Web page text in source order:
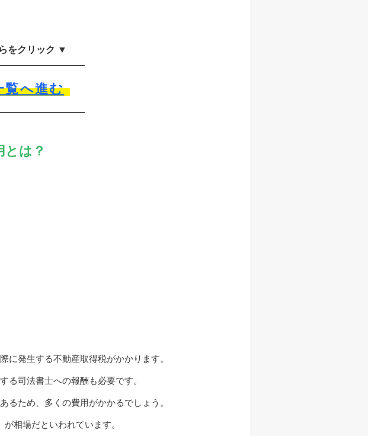
をクリック ▼
覧へ進む
は？
に発生する不動産取得税がかかります。
る司法書士への報酬も必要です。
るため、多くの費用がかかるでしょう。
相場だといわれています。